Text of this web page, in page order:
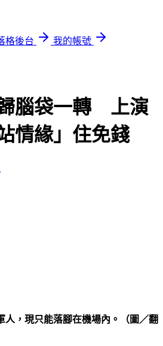
格後台
我的帳號
腦袋一轉 上演
情緣」住免錢
，現只能落腳在機場內。（圖／翻